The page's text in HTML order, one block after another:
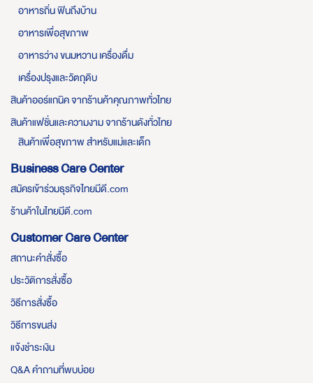
อาหารถิ่น ฟินถึงบ้าน
อาหารเพื่อสุขภาพ
อาหารว่าง ขนมหวาน เครื่องดื่ม
เครื่องปรุงและวัตถุดิบ
สินค้าออร์แกนิค จากร้านค้าคุณภาพทั่วไทย
สินค้าแฟชั่นและความงาม จากร้านดังทั่วไทย
สินค้าเพื่อสุขภาพ สำหรับแม่และเด็ก
Business Care Center
สมัครเข้าร่วมธุรกิจไทยมีดี.com
ร้านค้าในไทยมีดี.com
Customer Care Center
สถานะคำสั่งซื้อ
ประวัติการสั่งซื้อ
วิธีการสั่งซื้อ
วิธีการขนส่ง
แจ้งชำระเงิน
Q&A คำถามที่พบบ่อย